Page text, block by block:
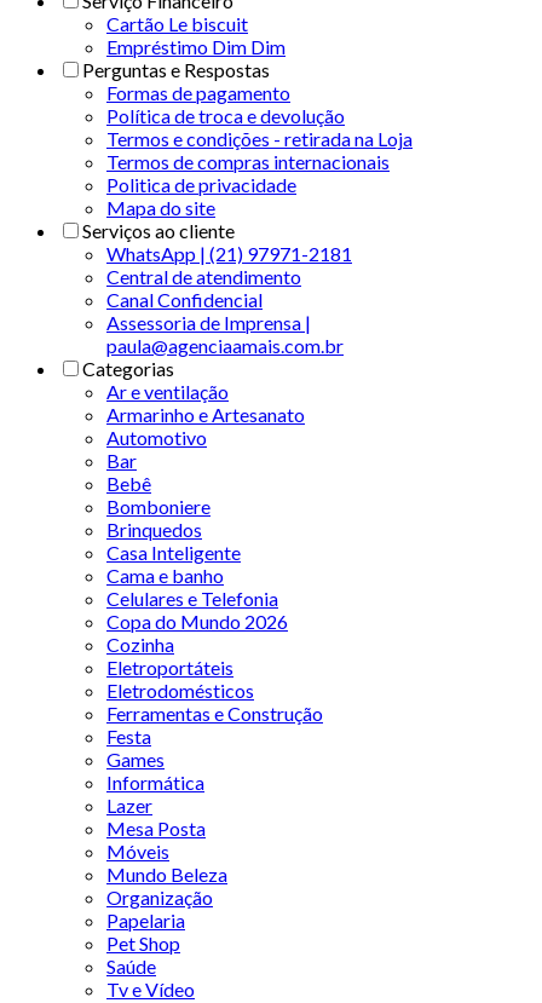
Cartão Le biscuit
Empréstimo Dim Dim
Perguntas e Respostas
Formas de pagamento
Política de troca e devolução
Termos e condições - retirada na Loja
Termos de compras internacionais
Politica de privacidade
Mapa do site
Serviços ao cliente
WhatsApp | (21) 97971-2181
Central de atendimento
Canal Confidencial
Assessoria de Imprensa |
paula@agenciaamais.com.br
Categorias
Ar e ventilação
Armarinho e Artesanato
Automotivo
Bar
Bebê
Bomboniere
Brinquedos
Casa Inteligente
Cama e banho
Celulares e Telefonia
Copa do Mundo 2026
Cozinha
Eletroportáteis
Eletrodomésticos
Ferramentas e Construção
Festa
Games
Informática
Lazer
Mesa Posta
Móveis
Mundo Beleza
Organização
Papelaria
Pet Shop
Saúde
Tv e Vídeo